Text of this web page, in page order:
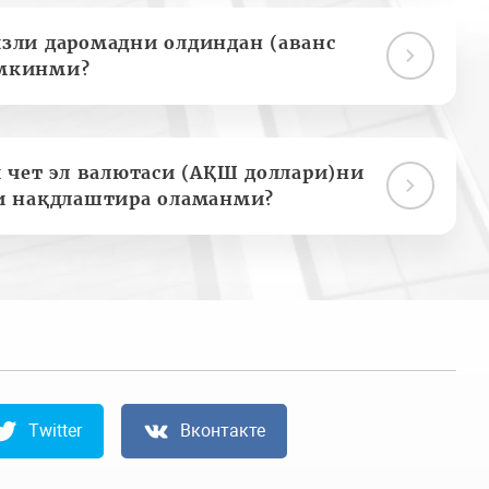
даромадни олдиндан (аванс
чет эл валютаси (АҚШ доллари)ни
нақдлаштира оламанми?
Twitter Вконтакте